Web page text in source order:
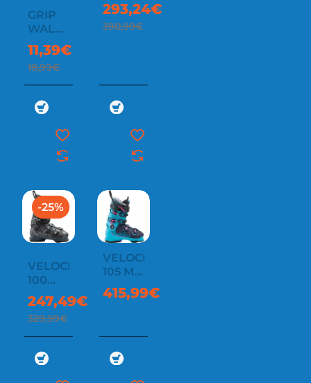
GRIP
WALK
BOX
11,39€
18,99€
293,24€
390,99€
-25%
VELOCE
100
GW
247,49€
329,99€
VELOCE
105 MV
W
415,99€